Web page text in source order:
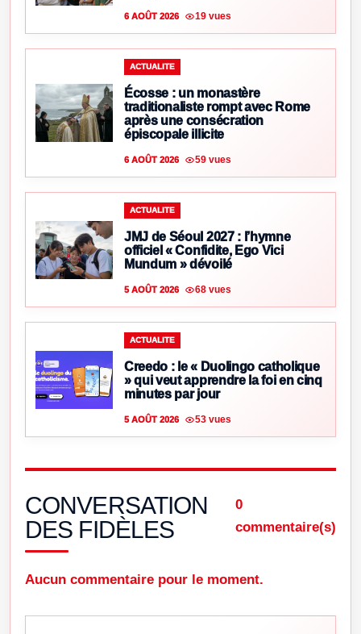
6 AOÛT 2026 19 vues
ACTUALITE
Écosse : un monastère
traditionaliste rompt avec Rome
après une consécration
épiscopale illicite
6 AOÛT 2026 59 vues
ACTUALITE
JMJ de Séoul 2027 : l’hymne
officiel « Confidite, Ego Vici
Mundum » dévoilé
5 AOÛT 2026 68 vues
ACTUALITE
Creedo : le « Duolingo catholique
» qui veut apprendre la foi en cinq
minutes par jour
5 AOÛT 2026 53 vues
CONVERSATION
DES FIDÈLES
0
commentaire(s)
Aucun commentaire pour le moment.